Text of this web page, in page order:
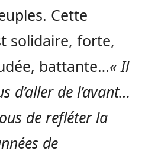
Cette
solidaire, forte,
battante…« Il
d’aller de l’avant…
de refléter la
de